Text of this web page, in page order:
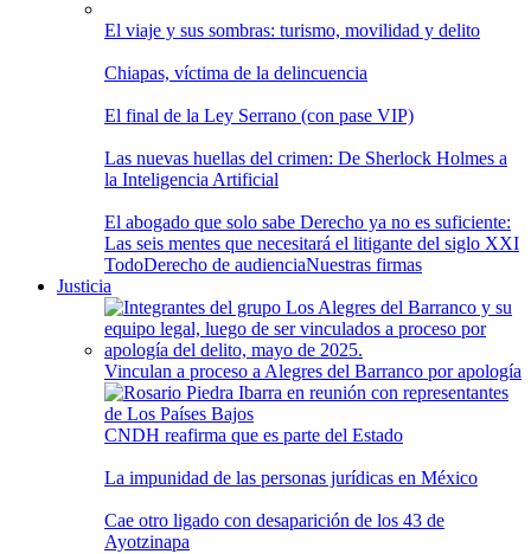
El viaje y sus sombras: turismo, movilidad y delito
Chiapas, víctima de la delincuencia
El final de la Ley Serrano (con pase VIP)
Las nuevas huellas del crimen: De Sherlock Holmes a
la Inteligencia Artificial
El abogado que solo sabe Derecho ya no es suficiente:
Las seis mentes que necesitará el litigante del siglo XXI
TodoDerecho de audienciaNuestras firmas
Justicia
Vinculan a proceso a Alegres del Barranco por apología
CNDH reafirma que es parte del Estado
La impunidad de las personas jurídicas en México
Cae otro ligado con desaparición de los 43 de
Ayotzinapa